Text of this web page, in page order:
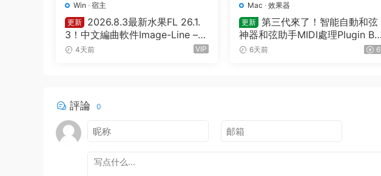
Win · 宿主
更新
2026.8.3最新水果FL 26.1.
3！中文編曲軟件Image-Line – F
L Studio Producer Edition 26.1.
4天前 VIP
Mac · 效果器
更新
第三代來了！智能自動和弦
神器和弦助手MIDI處理Plugin Bo
utique – Scaler 3 v3.3.0 MAC
6天前 6
評論 0